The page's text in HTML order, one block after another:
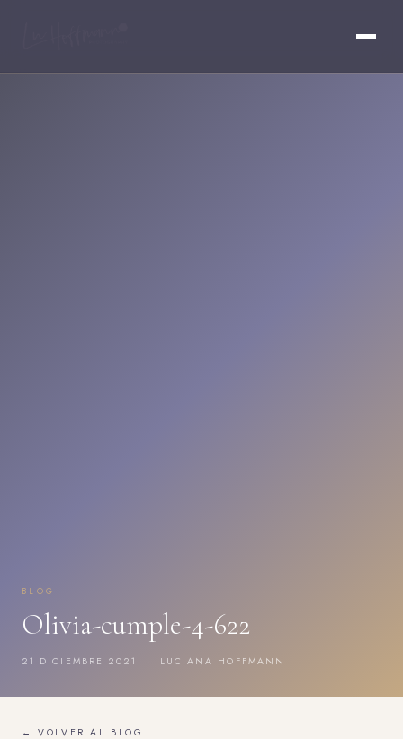
BLOG
Olivia-cumple-4-622
21 DICIEMBRE 2021 · LUCIANA HOFFMANN
← VOLVER AL BLOG